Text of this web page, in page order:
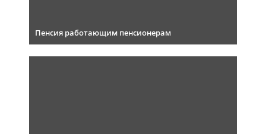
Пенсия работающим пенсионерам